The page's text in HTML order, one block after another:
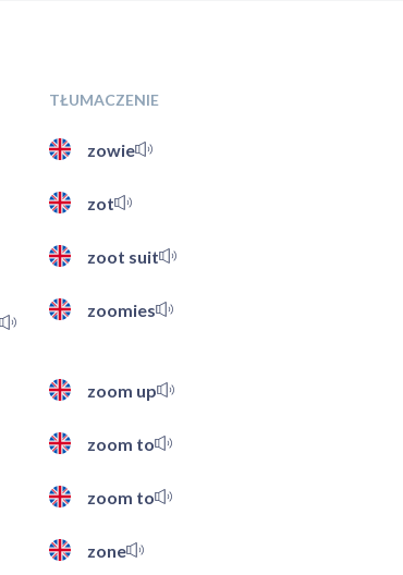
TŁUMACZENIE
zowie
zot
zoot suit
zoomies
zoom up
zoom to
zoom to
zone